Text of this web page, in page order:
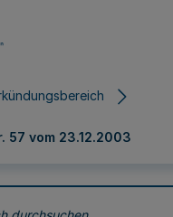
57 vom 23.12.2003